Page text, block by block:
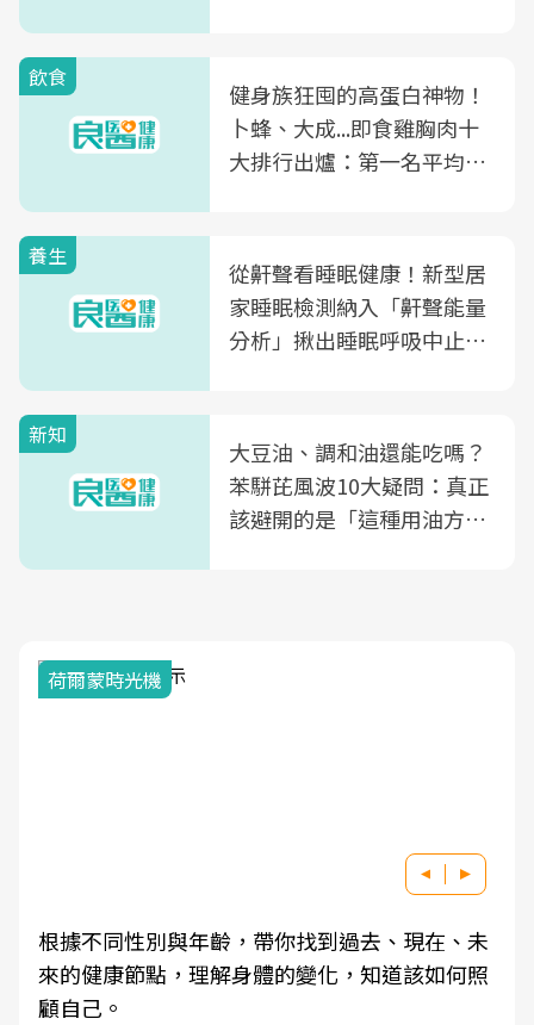
飲食
健身族狂囤的高蛋白神物！
卜蜂、大成...即食雞胸肉十
大排行出爐：第一名平均一
養生
從鼾聲看睡眠健康！新型居
家睡眠檢測納入「鼾聲能量
分析」揪出睡眠呼吸中止症
新知
大豆油、調和油還能吃嗎？
苯駢芘風波10大疑問：真正
該避開的是「這種用油方
荷爾蒙時光機
根據不同性別與年齡，帶你找到過去、現在、未
來的健康節點，理解身體的變化，知道該如何照
顧自己。